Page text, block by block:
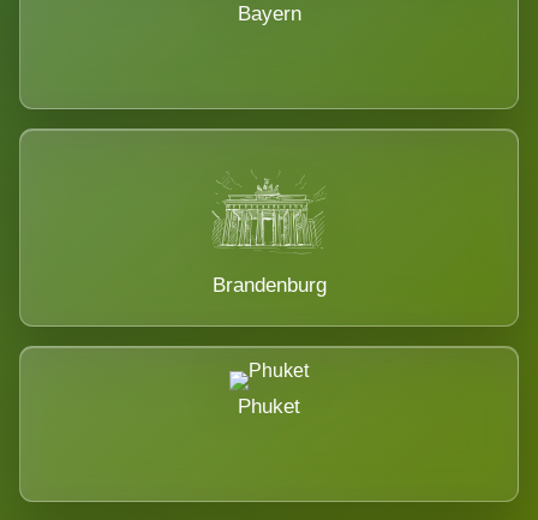
Bayern
Brandenburg
Phuket